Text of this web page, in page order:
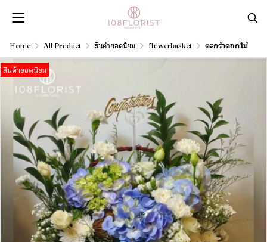
Home All Product สินค้ายอดนิยม flowerbasket ตะกร้าดอกไม้
สินค้ายอดนิยม